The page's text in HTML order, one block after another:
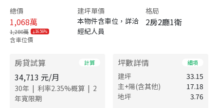
總價
1,068萬
1,280萬 16.56%
含車位價
建坪單價
本物件含車位，詳洽
經紀人員
格局
2房2廳1衛
房貸試算 計算
34,713 元/月
30年 | 利率2.35%概算 | 2
年寬限期
坪數詳情 細項
建坪
33.15
主+陽(含其他)
17.18
地坪
3.76